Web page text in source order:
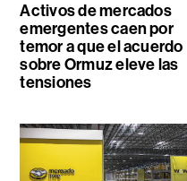
Activos de mercados
emergentes caen por
temor a que el acuerdo
sobre Ormuz eleve las
tensiones